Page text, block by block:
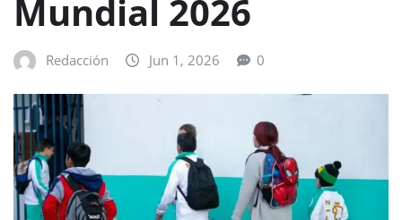
Mundial 2026
Redacción Jun 1, 2026 0